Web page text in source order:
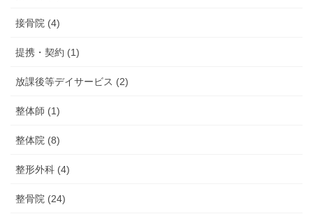
接骨院 (4)
提携・契約 (1)
放課後等デイサービス (2)
整体師 (1)
整体院 (8)
整形外科 (4)
整骨院 (24)